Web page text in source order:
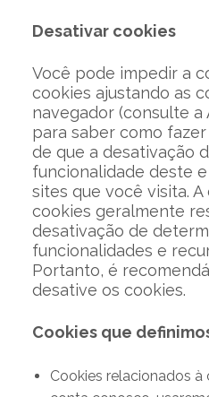
Desativar cookies
Você pode impedir a
cookies ajustando as
navegador (consulte a
para saber como
de que a desativação
funcionalidade deste
sites que você visita.
cookies geralmente
desativação de
funcionalidades e
Portanto, é
desative os cookies.
Cookies que
Cookies relacionados